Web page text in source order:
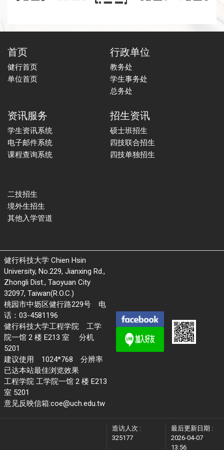
首页
健行首页
单位首页
行政单位
教务处
学生事务处
总务处
资讯服务
学生资讯系统
电子邮件系统
课程查询系统
招生资讯
硕士班招生
四技联合招生
四技单独招生
二技招生
境外生招生
其他入学管道
健行科技大学 Chien Hsin
University, No.229, Jianxing Rd.,
Zhongli Dist., Taoyuan City
32097, Taiwan(R.O.C.)
桃园市中坜区健行路229号 电
话：03-4581196
健行科技大学工程学院 工学
院一馆 2 楼 E213 室 分机
5201
建议使用 1024*768 分辨率
已达本站最佳浏览效果
工程学院 工学院一馆 2 楼 E213
室 5201
意见反映信箱:coe@uch.edu.tw
造访人次 :
325177
最后更新日期 :
2026-04-07
13:56